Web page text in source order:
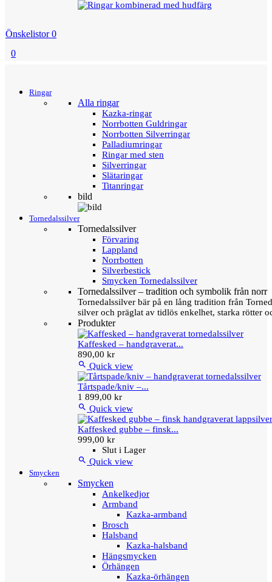
Önskelistor 0
0
Ringar
Alla ringar
Kazka-ringar
Norrbotten Guldringar
Norrbotten Silverringar
Palladiumringar
Ringar med sten
Silverringar
Slätaringar
Titanringar
bild
Tornedalssilver
Tornedalssilver
Förvaring
Lappland
Norrbotten
Silverbestick
Smycken Tornedalssilver
Tornedalssilver – tradition och symbolik från norr
Tornedalssilver bär på en lång tradition från
silver och präglat av tidlös enkelhet, starka rötter
Produkter
Kaffesked – handgraverat...
890,00 kr
 Quick view
Tårtspade/kniv –...
1 899,00 kr
 Quick view
Kaffesked gubbe – finsk...
999,00 kr
Slut i Lager
 Quick view
Smycken
Smycken
Ankelkedjor
Armband
Kazka-armband
Brosch
Halsband
Kazka-halsband
Hängsmycken
Örhängen
Kazka-örhängen